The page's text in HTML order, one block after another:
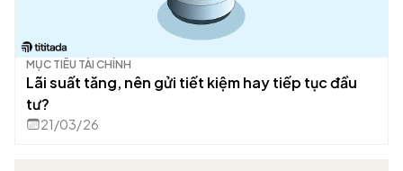
MỤC TIÊU TÀI CHÍNH
Lãi suất tăng, nên gửi tiết kiệm hay tiếp tục đầu
tư?
21/03/26